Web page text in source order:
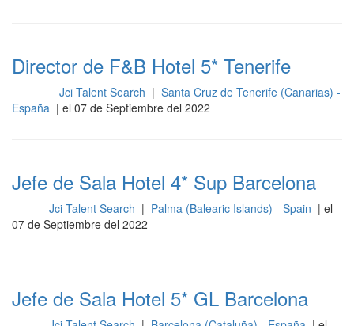
Director de F&B Hotel 5* Tenerife
Jci Talent Search | Santa Cruz de Tenerife (Canarias) -
España | el 07 de Septiembre del 2022
Jefe de Sala Hotel 4* Sup Barcelona
Jci Talent Search | Palma (Balearic Islands) - Spain | el
07 de Septiembre del 2022
Jefe de Sala Hotel 5* GL Barcelona